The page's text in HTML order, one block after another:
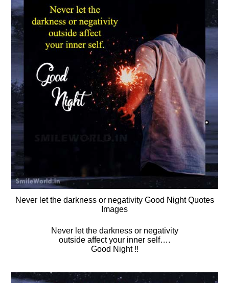
Never let the darkness or negativity Good Night Quotes
Images
Never let the darkness or negativity
outside affect your inner self….
Good Night !!